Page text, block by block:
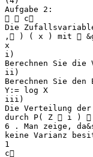
Aufgabe 2:
  c
Die
, ) ( x ) mit 
x
i)
Berechnen Sie
ii)
Berechnen Sie
Y:= log X
iii)
Die Verteilung
durch P( Z  i )
6 . Man zeige,
keine Varianz
1
c